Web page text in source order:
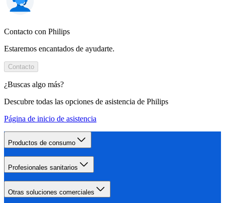
Contacto con Philips
Estaremos encantados de ayudarte.
Contacto
¿Buscas algo más?
Descubre todas las opciones de asistencia de Philips
Página de inicio de asistencia
Productos de consumo
Profesionales sanitarios
Otras soluciones comerciales